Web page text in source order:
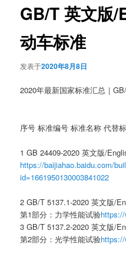
GB/T 英文版
动车标准
发表于2020年8月8日
2020年最新国家标准汇总｜
序号 标准编号 标准名称 代替
1 GB 24409-2020 英文版/
https://baijiahao.baidu.com/
id=1661950130003841022
2 GB/T 5137.1-2020 英文版/
第1部分：力学性能试验
3 GB/T 5137.2-2020 英文版/
第2部分：光学性能试验